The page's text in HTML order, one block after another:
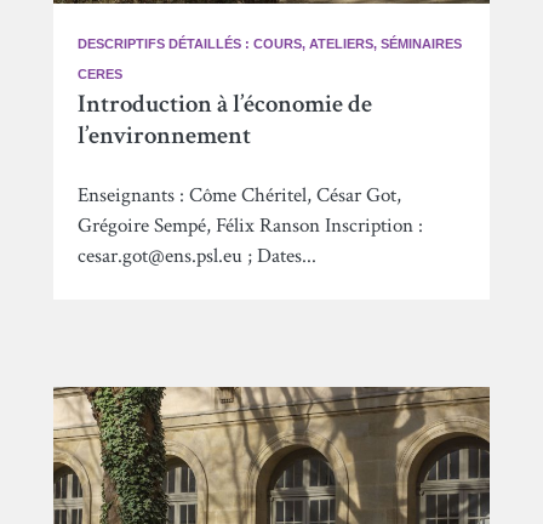
DESCRIPTIFS DÉTAILLÉS : COURS, ATELIERS, SÉMINAIRES
CERES
Introduction à l’économie de
l’environnement
Enseignants : Côme Chéritel, César Got,
Grégoire Sempé, Félix Ranson Inscription :
cesar.got@ens.psl.eu ; Dates...